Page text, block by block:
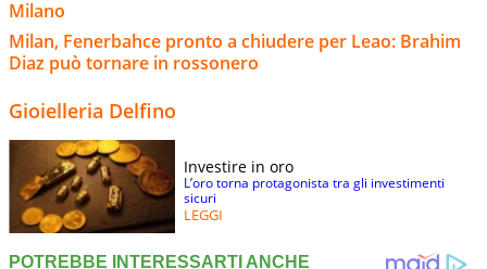
Milano
Milan, Fenerbahce pronto a chiudere per Leao: Brahim
Diaz può tornare in rossonero
Gioielleria Delfino
Investire in oro
L’oro torna protagonista tra gli investimenti
sicuri
LEGGI